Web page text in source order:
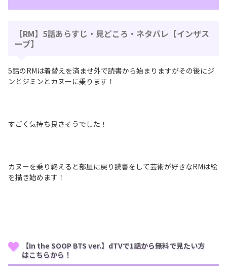
【RM】5話あらすじ・見どころ・ネタバレ【インザス
ープ】
5話のRMは着替えを済ませ外で読書から始まりますがその後にジ
ンとジミンとカヌーに乗ります！
すごく気持ち良さそうでした！
カヌーを乗り終えると部屋に戻り読書をして芸術が好きなRMは絵
を描き始めます！
【In the SOOP BTS ver.】dTVで1話から無料で見たい方
はこちらから！